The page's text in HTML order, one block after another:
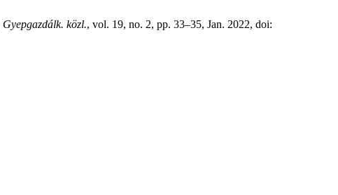
Gyepgazdálk. közl., vol. 19, no. 2, pp. 33–35, Jan. 2022, doi: